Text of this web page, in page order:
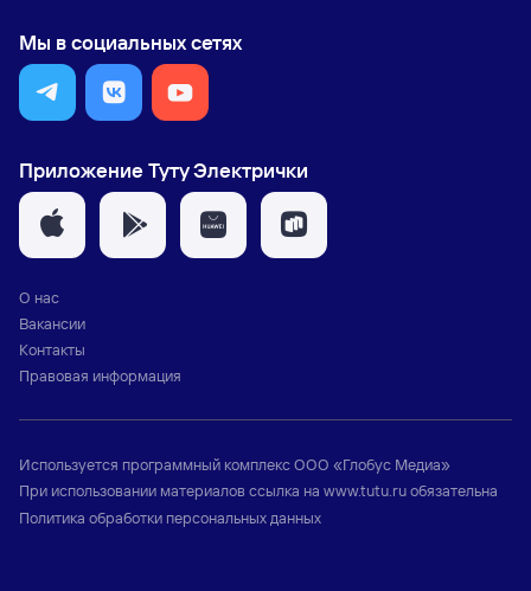
Мы в социальных сетях
Приложение Туту Электрички
О нас
Вакансии
Контакты
Правовая информация
Используется программный комплексООО «Глобус Медиа»
При использовании материалов ссылка на www.tutu.ruобязательна
Политика обработки персональных данных